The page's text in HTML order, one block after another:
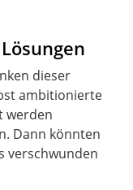
dieser
ambitionierte
werden
Dann könnten
verschwunden